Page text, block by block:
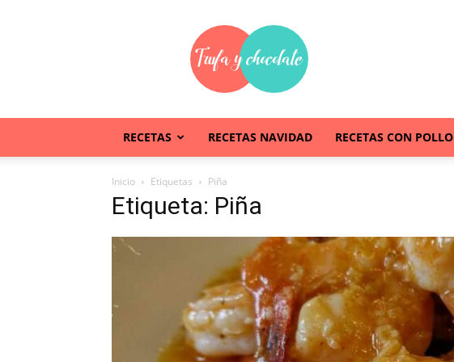
Trufaychocolate
RECETAS RECETAS NAVIDAD RECETAS CON POLLO
Inicio Etiquetas Piña
Etiqueta: Piña